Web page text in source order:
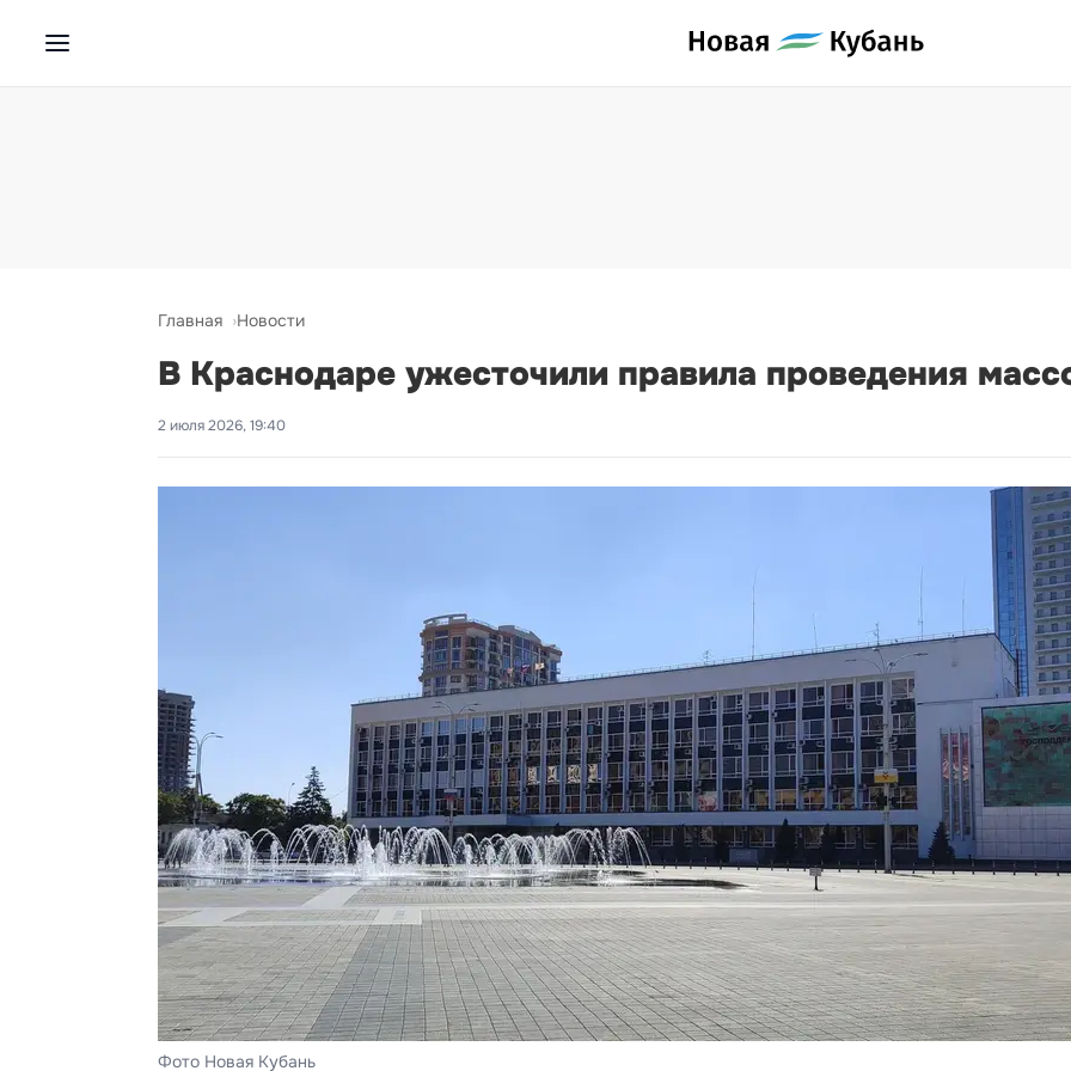
Главная Новости
В Краснодаре ужесточили правила проведения
2 июля 2026, 19:40
Фото Новая Кубань